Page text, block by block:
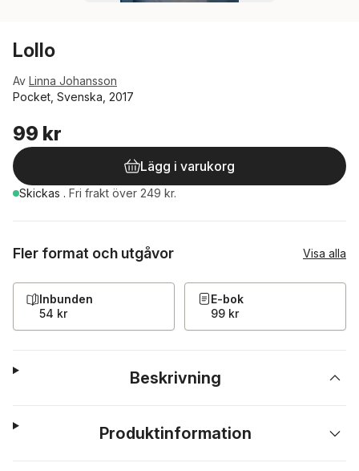
Lollo
Av Linna Johansson
Pocket, Svenska, 2017
99 kr
Lägg i varukorg
Skickas . Fri frakt över 249 kr.
Fler format och utgåvor Visa alla
Inbunden
54 kr
E-bok
99 kr
Beskrivning
Produktinformation